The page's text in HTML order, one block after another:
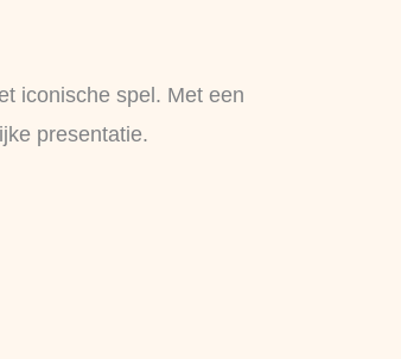
iconische spel. Met een
presentatie.